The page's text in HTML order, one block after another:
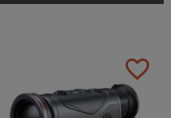
favorite_border